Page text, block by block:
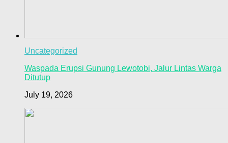
Uncategorized
Waspada Erupsi Gunung Lewotobi, Jalur Lintas Warga
Ditutup
July 19, 2026